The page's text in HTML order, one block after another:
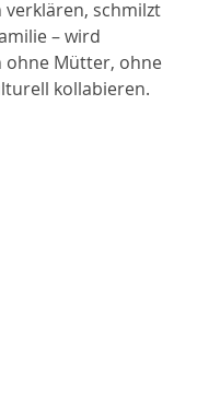
verklären, schmilzt
– wird
ohne Mütter, ohne
kollabieren.